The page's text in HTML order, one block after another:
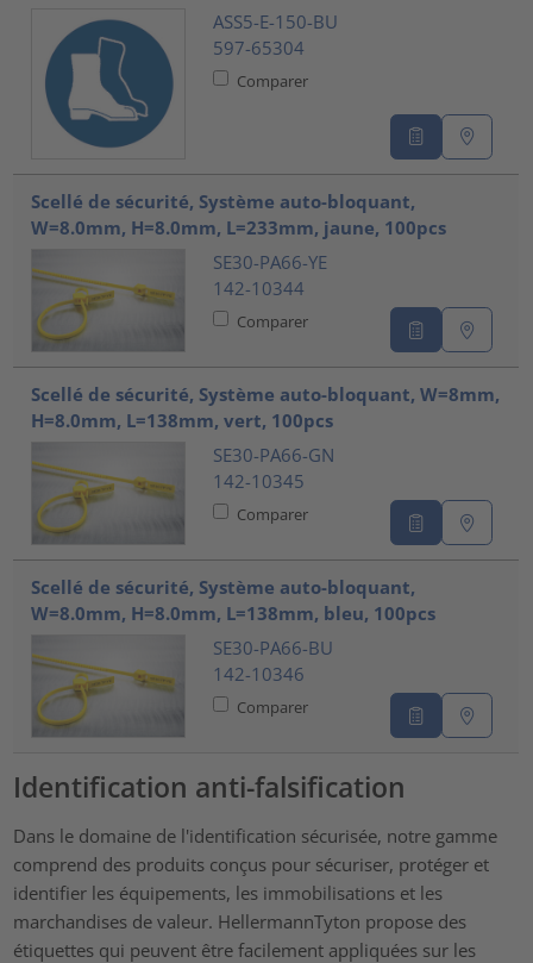
ASS5-E-150-BU
597-65304
Comparer
Scellé de sécurité, Système auto-bloquant,
W=8.0mm, H=8.0mm, L=233mm, jaune, 100pcs
SE30-PA66-YE
142-10344
Comparer
Scellé de sécurité, Système auto-bloquant, W=8mm,
H=8.0mm, L=138mm, vert, 100pcs
SE30-PA66-GN
142-10345
Comparer
Scellé de sécurité, Système auto-bloquant,
W=8.0mm, H=8.0mm, L=138mm, bleu, 100pcs
SE30-PA66-BU
142-10346
Comparer
Identification anti-falsification
Dans le domaine de l'identification sécurisée, notre gamme
comprend des produits conçus pour sécuriser, protéger et
identifier les équipements, les immobilisations et les
marchandises de valeur. HellermannTyton propose des
étiquettes qui peuvent être facilement appliquées sur les